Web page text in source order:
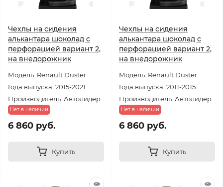
Чехлы на сидения
алькантара шоколад с
перфорацией вариант 2,
на внедорожник
Модель: Renault Duster
Года выпуска: 2015-2021
Производитель: Автолидер
Нет в наличии
6 860 руб.
Купить
Чехлы на сидения
алькантара шоколад с
перфорацией вариант 2,
на внедорожник
Модель: Renault Duster
Года выпуска: 2011-2015
Производитель: Автолидер
Нет в наличии
6 860 руб.
Купить